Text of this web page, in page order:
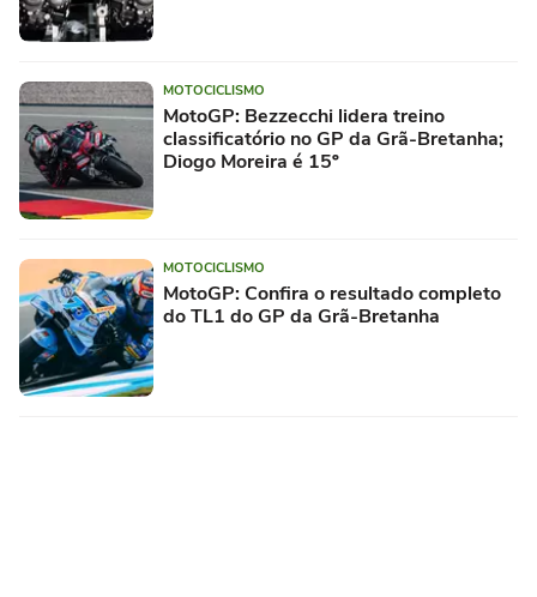
MOTOCICLISMO
MotoGP: Bezzecchi lidera treino
classificatório no GP da Grã-Bretanha;
Diogo Moreira é 15º
MOTOCICLISMO
MotoGP: Confira o resultado completo
do TL1 do GP da Grã-Bretanha